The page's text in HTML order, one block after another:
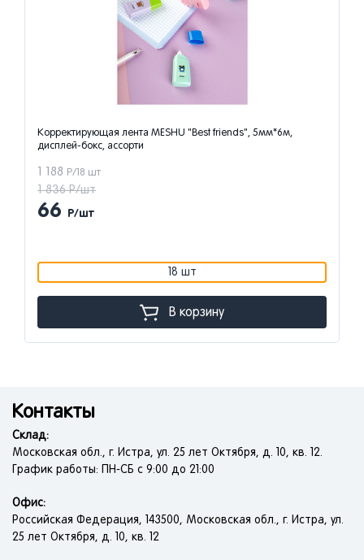
Корректирующая лента MESHU "Best friends", 5мм*6м,
дисплей-бокс, ассорти
1 188 Р/18 шт
1 836 Р/шт
66 Р/шт
18 шт
В корзину
Контакты
Склад:
Московская обл., г. Истра, ул. 25 лет Октября, д. 10, кв. 12.
График работы: ПН-СБ с 9:00 до 21:00
Офис:
Российская Федерация, 143500, Московская обл., г. Истра, ул.
25 лет Октября, д. 10, кв. 12